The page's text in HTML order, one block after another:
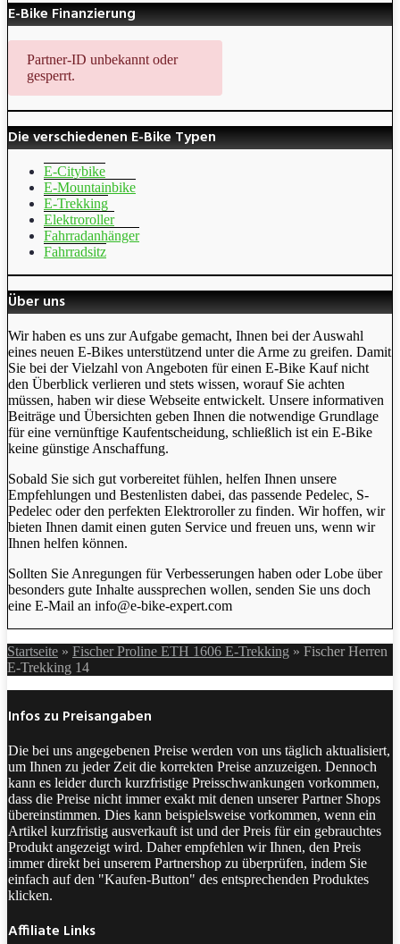
E-Bike Finanzierung
Partner-ID unbekannt oder
gesperrt.
Die verschiedenen E-Bike Typen
E-Citybike
E-Mountainbike
E-Trekking
Elektroroller
Fahrradanhänger
Fahrradsitz
Über uns
Wir haben es uns zur Aufgabe gemacht, Ihnen bei der Auswahl
eines neuen E-Bikes unterstützend unter die Arme zu greifen. Damit
Sie bei der Vielzahl von Angeboten für einen E-Bike Kauf nicht
den Überblick verlieren und stets wissen, worauf Sie achten
müssen, haben wir diese Webseite entwickelt. Unsere informativen
Beiträge und Übersichten geben Ihnen die notwendige Grundlage
für eine vernünftige Kaufentscheidung, schließlich ist ein E-Bike
keine günstige Anschaffung.
Sobald Sie sich gut vorbereitet fühlen, helfen Ihnen unsere
Empfehlungen und Bestenlisten dabei, das passende Pedelec, S-
Pedelec oder den perfekten Elektroroller zu finden. Wir hoffen, wir
bieten Ihnen damit einen guten Service und freuen uns, wenn wir
Ihnen helfen können.
Sollten Sie Anregungen für Verbesserungen haben oder Lobe über
besonders gute Inhalte aussprechen wollen, senden Sie uns doch
eine E-Mail an info@e-bike-expert.com
Startseite » Fischer Proline ETH 1606 E-Trekking » Fischer Herren
E-Trekking 14
Infos zu Preisangaben
Die bei uns angegebenen Preise werden von uns täglich aktualisiert,
um Ihnen zu jeder Zeit die korrekten Preise anzuzeigen. Dennoch
kann es leider durch kurzfristige Preisschwankungen vorkommen,
dass die Preise nicht immer exakt mit denen unserer Partner Shops
übereinstimmen. Dies kann beispielsweise vorkommen, wenn ein
Artikel kurzfristig ausverkauft ist und der Preis für ein gebrauchtes
Produkt angezeigt wird. Daher empfehlen wir Ihnen, den Preis
immer direkt bei unserem Partnershop zu überprüfen, indem Sie
einfach auf den "Kaufen-Button" des entsprechenden Produktes
klicken.
Affiliate Links